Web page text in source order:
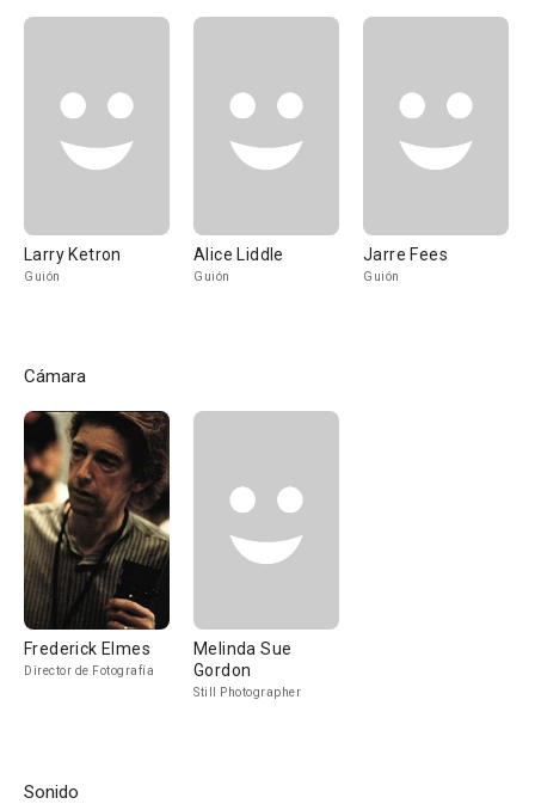
Larry Ketron
Guión
Alice Liddle
Guión
Jarre Fees
Guión
Cámara
Frederick Elmes
Director de Fotografía
Melinda Sue
Gordon
Still Photographer
Sonido